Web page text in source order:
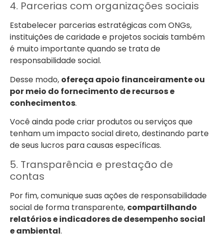
4. Parcerias com organizações sociais
Estabelecer parcerias estratégicas com ONGs,
instituições de caridade e projetos sociais também
é muito importante quando se trata de
responsabilidade social.
Desse modo, ofereça apoio financeiramente ou
por meio do fornecimento de recursos e
conhecimentos.
Você ainda pode criar produtos ou serviços que
tenham um impacto social direto, destinando parte
de seus lucros para causas específicas.
5. Transparência e prestação de
contas
Por fim, comunique suas ações de responsabilidade
social de forma transparente, compartilhando
relatórios e indicadores de desempenho social
e ambiental.